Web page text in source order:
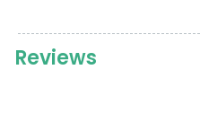
Reviews